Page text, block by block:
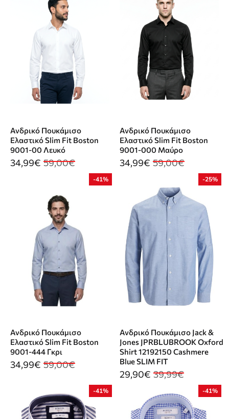
Ανδρικό Πουκάμισο
Ελαστικό Slim Fit Boston
9001-00 Λευκό
34,99€ 59,00€
Ανδρικό Πουκάμισο
Ελαστικό Slim Fit Boston
9001-000 Μαύρο
34,99€ 59,00€
-41%
Ανδρικό Πουκάμισο
Ελαστικό Slim Fit Boston
9001-444 Γκρι
34,99€ 59,00€
-25%
Ανδρικό Πουκάμισο Jack &
Jones JPRBLUBROOK Oxford
Shirt 12192150 Cashmere
Blue SLIM FIT
29,90€ 39,99€
-41% -41%